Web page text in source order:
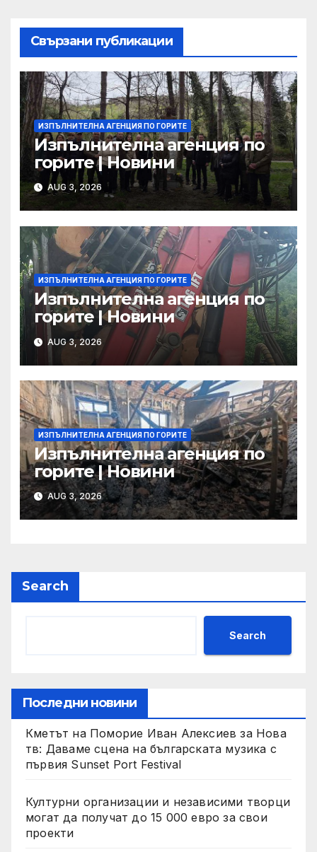
Свързани публикации
ИЗПЪЛНИТЕЛНА АГЕНЦИЯ ПО ГОРИТЕ
Изпълнителна агенция по
горите | Новини
AUG 3, 2026
ИЗПЪЛНИТЕЛНА АГЕНЦИЯ ПО ГОРИТЕ
Изпълнителна агенция по
горите | Новини
AUG 3, 2026
ИЗПЪЛНИТЕЛНА АГЕНЦИЯ ПО ГОРИТЕ
Изпълнителна агенция по
горите | Новини
AUG 3, 2026
Search
Search
Последни новини
Кметът на Поморие Иван Алексиев за Нова
тв: Даваме сцена на българската музика с
първия Sunset Port Festival
Културни организации и независими творци
могат да получат до 15 000 евро за свои
проекти